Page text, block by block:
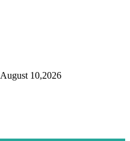
August 10,2026